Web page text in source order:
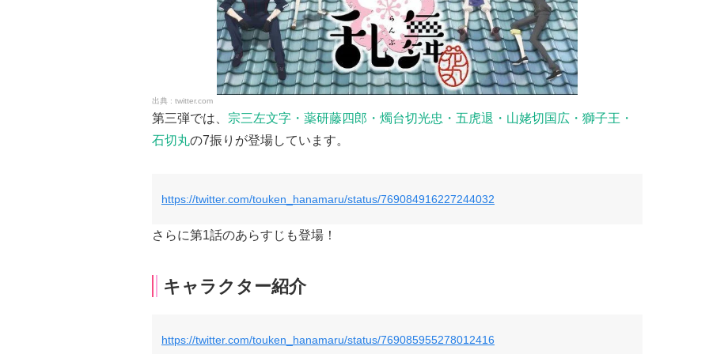
twitter.com
第三弾では、 宗三左文字・薬研藤四郎・燭台切光忠・五虎退・山姥切国広・獅子王・
石切丸の7振りが登場しています。
https://twitter.com/touken_hanamaru/status/769084916227244032
さらに第1話のあらすじも登場！
キャラクター紹介
https://twitter.com/touken_hanamaru/status/769085955278012416